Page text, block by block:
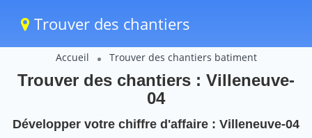
Trouver des chantiers
Accueil Trouver des chantiers batiment
Trouver des chantiers : Villeneuve-
04
Développer votre chiffre d'affaire : Villeneuve-04